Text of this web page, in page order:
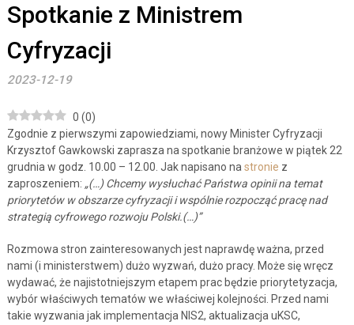
Spotkanie z Ministrem
Cyfryzacji
2023-12-19
0 (0)
Zgodnie z pierwszymi zapowiedziami, nowy Minister Cyfryzacji
Krzysztof Gawkowski zaprasza na spotkanie branżowe w piątek 22
grudnia w godz. 10.00 – 12.00. Jak napisano nastronie z
zaproszeniem: „(…) Chcemy wysłuchać Państwa opinii na temat
priorytetów w obszarze cyfryzacji i wspólnie rozpocząć pracę nad
strategią cyfrowego rozwoju Polski.(…)”
Rozmowa stron zainteresowanych jest naprawdę ważna, przed
nami (i ministerstwem) dużo wyzwań, dużo pracy. Może się wręcz
wydawać, że najistotniejszym etapem prac będzie priorytetyzacja,
wybór właściwych tematów we właściwej kolejności. Przed nami
takie wyzwania jak implementacja NIS2, aktualizacja uKSC,